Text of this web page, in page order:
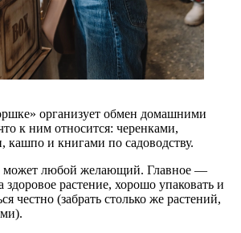
организует обмен домашними
к ним относится: черенками,
кашпо и книгами по садоводству.
может любой желающий. Главное —
растение, хорошо упаковать и
честно (забрать столько же растений,